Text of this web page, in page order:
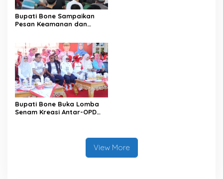
Bupati Bone Sampaikan
Pesan Keamanan dan
Bupati Bone Buka Lomba
Senam Kreasi Antar-OPD
View More